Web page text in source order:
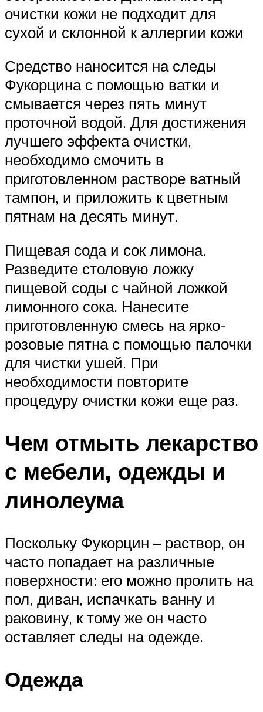
очистки кожи не подходит для
сухой и склонной к аллергии кожи
Средство наносится на следы
Фукорцина с помощью ватки и
смывается через пять минут
проточной водой. Для достижения
лучшего эффекта очистки,
необходимо смочить в
приготовленном растворе ватный
тампон, и приложить к цветным
пятнам на десять минут.
Пищевая сода и сок лимона.
Разведите столовую ложку
пищевой соды с чайной ложкой
лимонного сока. Нанесите
приготовленную смесь на ярко-
розовые пятна с помощью палочки
для чистки ушей. При
необходимости повторите
процедуру очистки кожи еще раз.
Чем отмыть лекарство
с мебели, одежды и
линолеума
Поскольку Фукорцин – раствор, он
часто попадает на различные
поверхности: его можно пролить на
пол, диван, испачкать ванну и
раковину, к тому же он часто
оставляет следы на одежде.
Одежда